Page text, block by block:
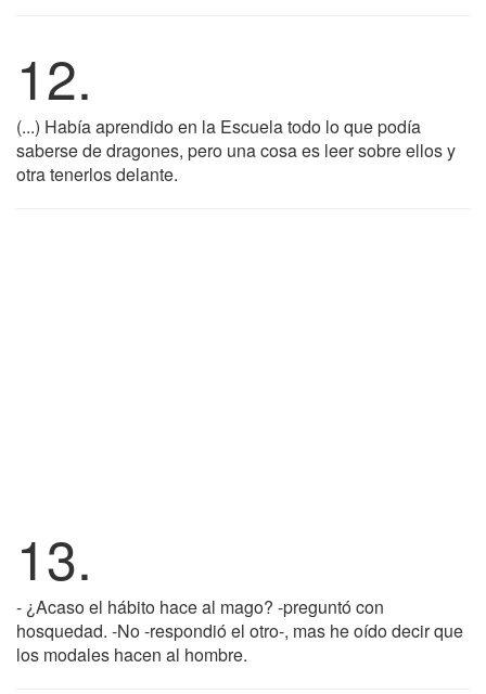
12.
(...) Había aprendido en la Escuela todo lo que podía
saberse de dragones, pero una cosa es leer sobre ellos y
otra tenerlos delante.
13.
- ¿Acaso el hábito hace al mago? -preguntó con
hosquedad. -No -respondió el otro-, mas he oído decir que
los modales hacen al hombre.